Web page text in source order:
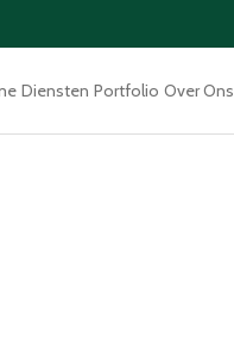
Diensten Portfolio Over Ons